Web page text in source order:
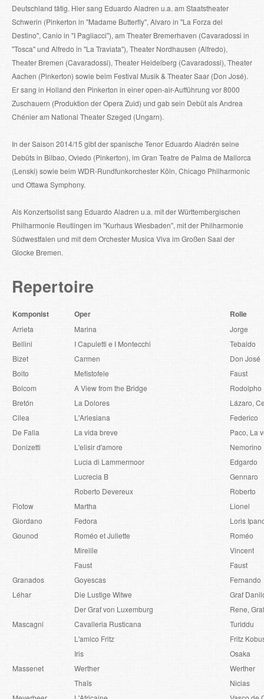
Deutschland tätig. Hier sang Eduardo Aladren u.a. am Staatstheater
Schwerin (Pinkerton in "Madame Butterfly", Alvaro in "La Forza del
Destino", Canio in "I Pagliacci"), am Theater Bremerhaven (Cavaradossi in
"Tosca" und Alfredo in "La Traviata"), Theater Nordhausen (Alfredo),
Theater Bremen (Cavaradossi), Theater Heidelberg (Cavaradossi), Theater
Aachen (Pinkerton) sowie beim Festival Musik & Theater Saar (Don José).
Er sang in Holland den Pinkerton in einer open-air-Aufführung vor 8000
Zuschauern (Produktion der Opera Zuid) und gab sein Debüt als Andrea
Chénier am National Theater Szeged (Ungarn).
In der Saison 2014/15 gibt der spanische Tenor Eduardo Aladrén seine
Debüts in Bilbao, Oviedo (Pinkerton), im Gran Teatre de Palma de Mallorca
(Lenski) sowie beim WDR-Rundfunkorchester Köln, Chicago Philharmonic
und Ottawa Symphony.
Als Konzertsolist sang Eduardo Aladren u.a. mit der Württembergischen
Philharmonie Reutlingen im "Kurhaus Wiesbaden", mit der Philharmonie
Südwestfalen und mit dem Orchester Musica Viva im Großen Saal der
Glocke Bremen.
Repertoire
Komponist Oper Rolle
Arrieta Marina
Jorge
Bellini
I Capuletti e I Montecchi
Tebaldo
Bizet
Carmen
Don José
Boito
Mefistofele
Faust
Bolcom
A View from the Bridge
Rodolpho
Bretón
La Dolores
Lázaro,
Cilea
L'Arlesiana
Federico
De Falla
La vida breve
Paco, La
Donizetti
L'elisir d'amore
Nemorino
Lucia di Lammermoor
Edgardo
Lucrecia B
Gennaro
Roberto Devereux
Roberto
Flotow
Martha
Lionel
Giordano
Fedora
Loris
Gounod
Roméo et Juliette
Roméo
Mireille
Vincent
Faust
Faust
Granados
Goyescas
Fernando
Léhar
Die Lustige Witwe
Graf
Der Graf von Luxemburg
Rene,
Mascagni
Cavalleria Rusticana
Turiddu
L'amico Fritz
Fritz
Iris
Osaka
Massenet
Werther
Werther
Thaïs
Nicias